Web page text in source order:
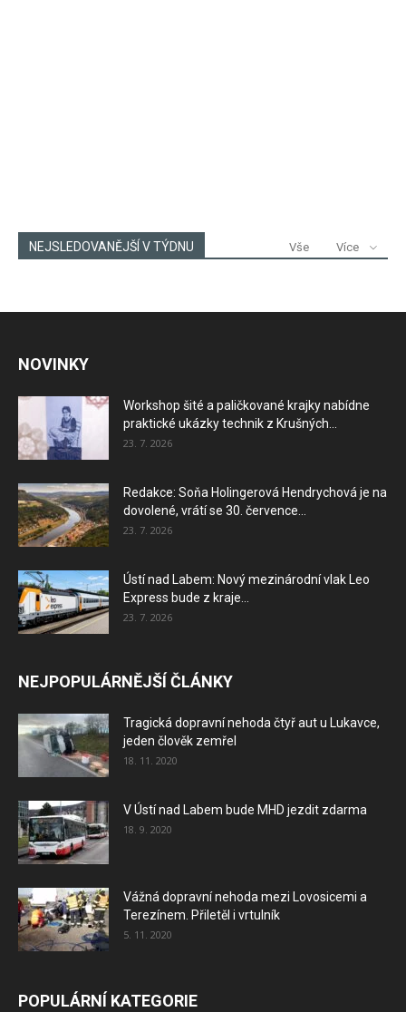
NEJSLEDOVANĚJŠÍ V TÝDNU Vše Více
NOVINKY
Workshop šité a paličkované krajky nabídne
praktické ukázky technik z Krušných...
23. 7. 2026
Redakce: Soňa Holingerová Hendrychová je na
dovolené, vrátí se 30. července...
23. 7. 2026
Ústí nad Labem: Nový mezinárodní vlak Leo
Express bude z kraje...
23. 7. 2026
NEJPOPULÁRNĚJŠÍ ČLÁNKY
Tragická dopravní nehoda čtyř aut u Lukavce,
jeden člověk zemřel
18. 11. 2020
V Ústí nad Labem bude MHD jezdit zdarma
18. 9. 2020
Vážná dopravní nehoda mezi Lovosicemi a
Terezínem. Přiletěl i vrtulník
5. 11. 2020
POPULÁRNÍ KATEGORIE